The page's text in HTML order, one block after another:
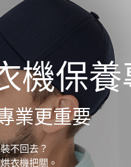
護重
還是細菌?
衣機把關。